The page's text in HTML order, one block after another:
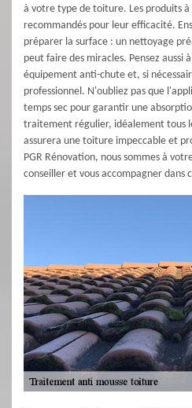
à votre type de toiture. Les produits à
recommandés pour leur efficacité.
préparer la surface : un nettoyage
peut faire des miracles. Pensez aussi
équipement anti-chute et, si
professionnel. N'oubliez pas que
temps sec pour garantir une
traitement régulier, idéalement tous
assurera une toiture impeccable et
PGR Rénovation, nous sommes à
conseiller et vous accompagner dans